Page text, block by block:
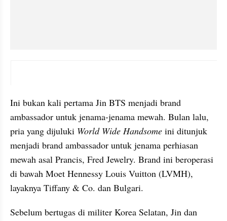
Ini bukan kali pertama Jin BTS menjadi brand
ambassador untuk jenama-jenama mewah. Bulan lalu,
pria yang dijuluki World Wide Handsome ini ditunjuk
menjadi brand ambassador untuk jenama perhiasan
mewah asal Prancis, Fred Jewelry. Brand ini beroperasi
di bawah Moet Hennessy Louis Vuitton (LVMH),
layaknya Tiffany & Co. dan Bulgari.
Sebelum bertugas di militer Korea Selatan, Jin dan